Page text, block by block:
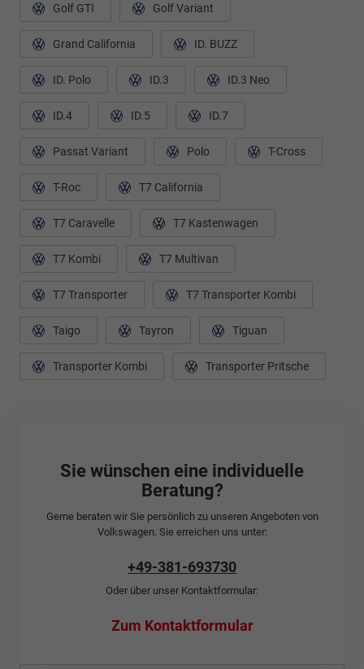
Golf GTI Golf Variant
Grand California ID. BUZZ
ID. Polo ID.3 ID.3 Neo
ID.4 ID.5 ID.7
Passat Variant Polo T-Cross
T-Roc T7 California
T7 Caravelle T7 Kastenwagen
T7 Kombi T7 Multivan
T7 Transporter T7 Transporter Kombi
Taigo Tayron Tiguan
Transporter Kombi Transporter Pritsche
Sie wünschen eine individuelle
Beratung?
Gerne beraten wir Sie persönlich zu unseren Angeboten von
Volkswagen. Sie erreichen uns unter:
+49-381-693730
Oder über unser Kontaktformular:
Zum Kontaktformular